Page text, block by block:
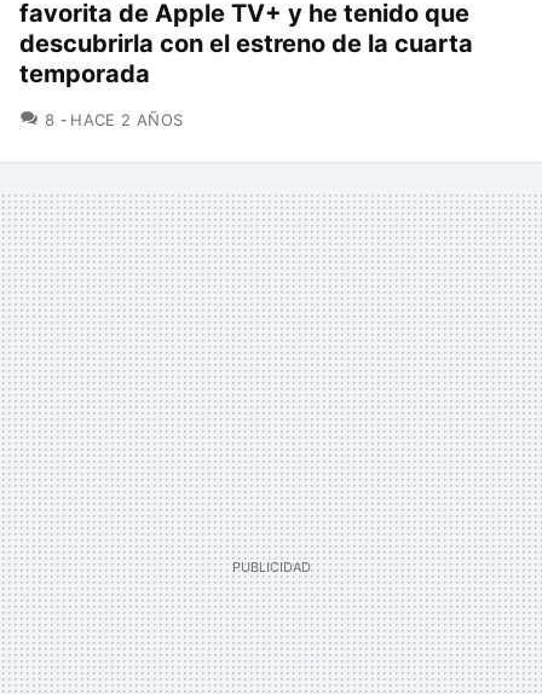
favorita de Apple TV+ y he tenido que
descubrirla con el estreno de la cuarta
temporada
8 COMENTARIOS
HACE 2 AÑOS